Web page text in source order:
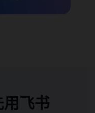
飞书